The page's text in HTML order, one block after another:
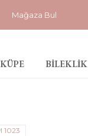
Mağaza Bul
KÜPE BİLEKLİK